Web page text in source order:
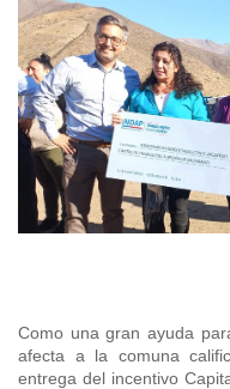
Gestión y
Consultores de
Registro
Nómina
Indicadores de
Programa de
Sustentabilidad
Programa
Programa
Servicio de
Crédito Corto
Red Tiendas
Sello Manos
Mercado
Expomundorural
Turismo Rural
Arica y
Tarapacá
Antofagasta
Atacama
Sala de Prensa
Noticias
Videos
Podcast
Biblioteca
Nuestras Redes sociales
INDAP Agustinas 1465,
Como una gran ayuda
afecta a la comuna
entrega del incentivo